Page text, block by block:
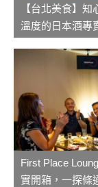
【台北美食】
溫度的日本酒專
First Place
實開箱，一探條